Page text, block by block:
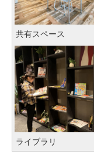
共有スペース
ライブラリ